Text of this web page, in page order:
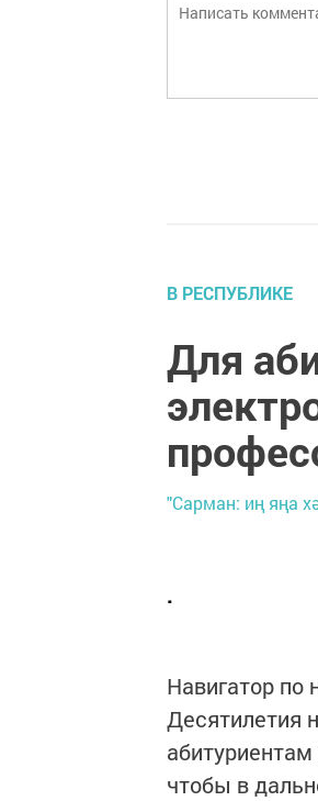
В РЕСПУБЛИКЕ
Для
"Сарман: иң яңа
.
Навигатор по
Десятилетия
чтобы в